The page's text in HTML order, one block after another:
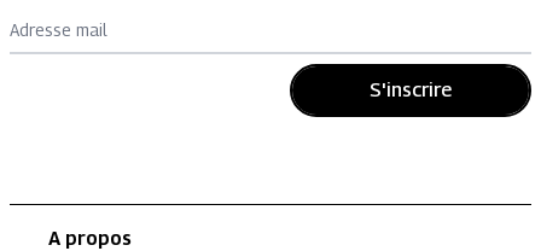
Adresse mail
S'inscrire
A propos